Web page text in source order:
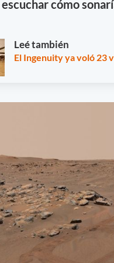
escuchar cómo
Leé también
El Ingenuity ya voló 23